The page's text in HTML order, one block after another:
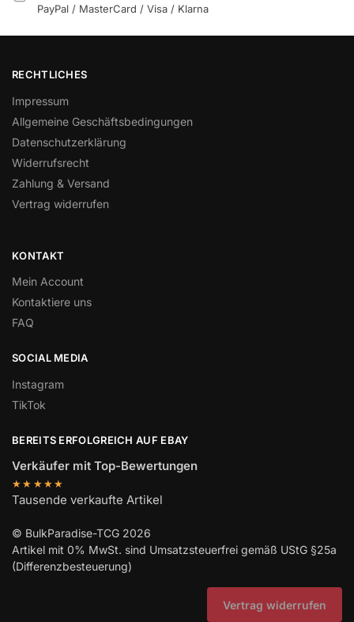
PayPal / MasterCard / Visa / Klarna
RECHTLICHES
Impressum
Allgemeine Geschäftsbedingungen
Datenschutzerklärung
Widerrufsrecht
Zahlung & Versand
Vertrag widerrufen
KONTAKT
Mein Account
Kontaktiere uns
FAQ
SOCIAL MEDIA
Instagram
TikTok
BEREITS ERFOLGREICH AUF EBAY
Verkäufer mit Top-Bewertungen
★★★★★
Tausende verkaufte Artikel
© BulkParadise-TCG 2026
Artikel mit 0% MwSt. sind Umsatzsteuerfrei gemäß UStG §25a
(Differenzbesteuerung)
Vertrag widerrufen